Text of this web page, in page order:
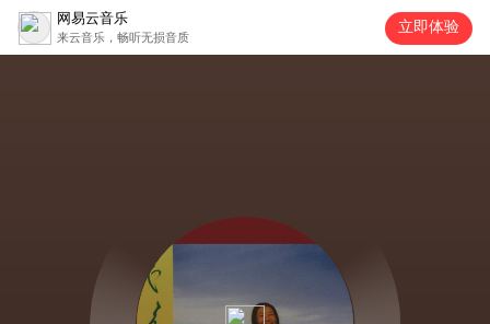
网易云音乐
来云音乐，畅听无损音质
立即体验